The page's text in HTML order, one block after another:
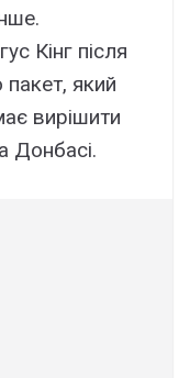
Кінг після
пакет, який
вирішити
Донбасі.